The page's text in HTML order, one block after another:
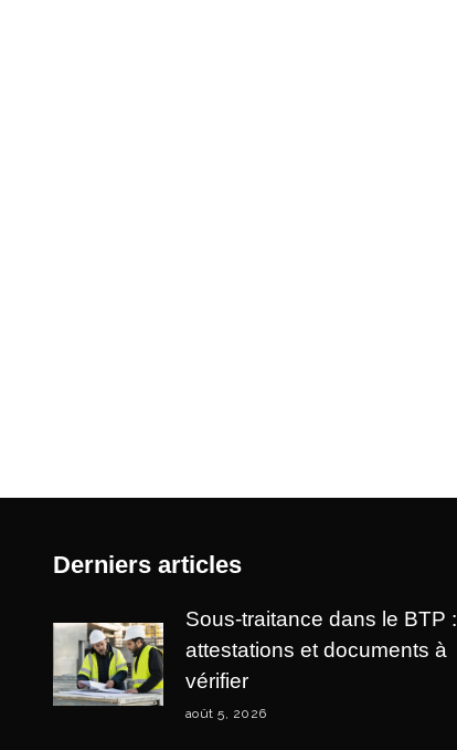
Derniers articles
Sous-traitance dans le BTP :
attestations et documents à
vérifier
août 5, 2026